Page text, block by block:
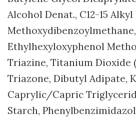
Alcohol Denat., C12-15
Ethylhexyloxyphenol
Triazine, Titanium Dioxide
Triazone, Dibutyl Adipate,
Caprylic/Capric
Starch,